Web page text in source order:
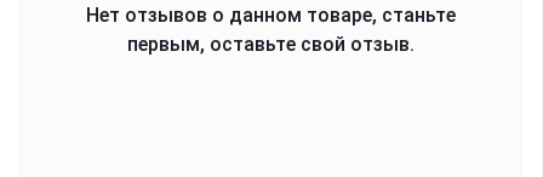
Нет отзывов о данном товаре, станьте
первым, оставьте свой отзыв.